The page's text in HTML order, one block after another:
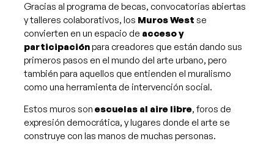
Gracias al programa de becas, convocatorias abiertas
y talleres colaborativos, los Muros West se
convierten en un espacio de acceso y
participaciónpara creadores que están dando sus
primeros pasos en el mundo del arte urbano, pero
también para aquellos que entienden el muralismo
como una herramienta de intervención social.
Estos muros son escuelas al aire libre, foros de
expresión democrática, y lugares donde el arte se
construye con las manos de muchas personas.